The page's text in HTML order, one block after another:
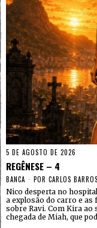
5 DE AGOSTO DE 2026
REGÊNESE – 4
BANCA POR CARLOS BARROS
Nico desperta no
a explosão do carro e as
sobre Ravi. Com Kira ao
chegada de Miah, que